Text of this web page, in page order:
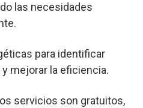
las necesidades
para identificar
mejorar la eficiencia.
servicios son gratuitos,